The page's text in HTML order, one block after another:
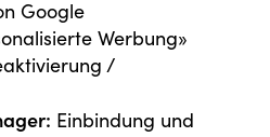
Google
Werbung»
/
: Einbindung und